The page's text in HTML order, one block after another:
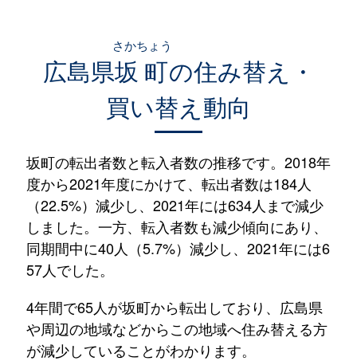
広島県坂町
さかちょう
の住み替え・
買い替え動向
坂町の転出者数と転入者数の推移です。2018年
度から2021年度にかけて、転出者数は184人
（22.5%）減少し、2021年には634人まで減少
しました。一方、転入者数も減少傾向にあり、
同期間中に40人（5.7%）減少し、2021年には6
57人でした。
4年間で65人が坂町から転出しており、広島県
や周辺の地域などからこの地域へ住み替える方
が減少していることがわかります。